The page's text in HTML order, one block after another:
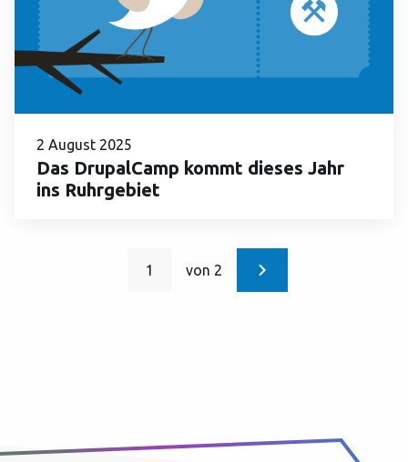
2 August 2025
Das DrupalCamp kommt dieses Jahr
ins Ruhrgebiet
1 von 2